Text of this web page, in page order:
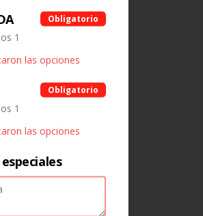
Obligatorio
1
las opciones
Obligatorio
1
las opciones